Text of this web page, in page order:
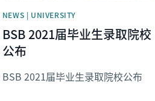
NEWS | UNIVERSITY
BSB 2021届毕业生录取院校
公布
BSB 2021届毕业生录取院校公布